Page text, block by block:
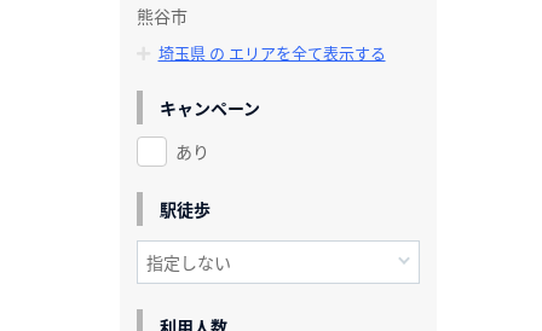
熊谷市
埼玉県 の エリアを全て表示する
キャンペーン
あり
駅徒歩
利用人数